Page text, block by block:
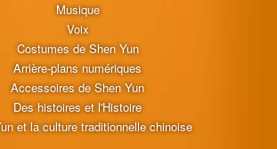
Musique
Voix
Costumes de Shen Yun
Arrière-plans numériques
Accessoires de Shen Yun
Des histoires et l'Histoire
et la culture traditionnelle chinoise